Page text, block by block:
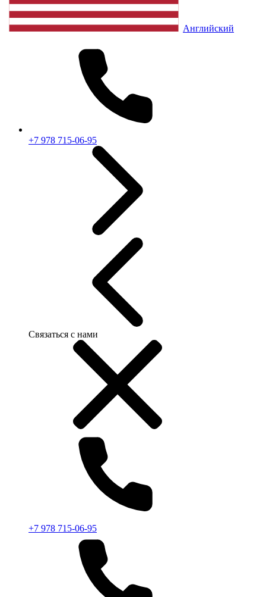
Английский
+7 978 715-06-95
Связаться с нами
+7 978 715-06-95